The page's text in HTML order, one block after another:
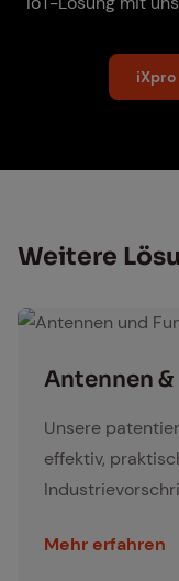
Wei­te­re
An­ten­nen &
Unsere
effektiv,
Mehr erfahren